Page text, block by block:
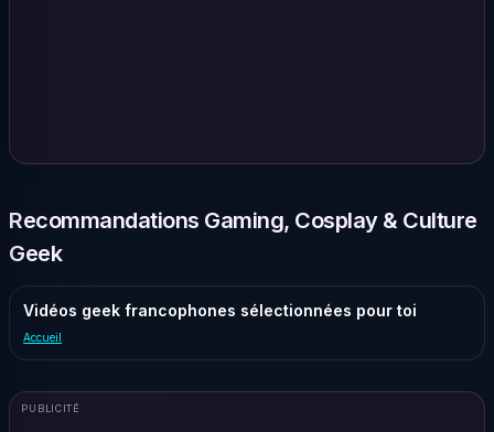
Recommandations Gaming, Cosplay & Culture
Geek
Vidéos geek francophones sélectionnées pour toi
Accueil
PUBLICITÉ